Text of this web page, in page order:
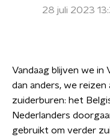
28 juli 2023
Vandaag blijven we in
dan anders, we
zuiderburen: het
Nederlanders
gebruikt om verder